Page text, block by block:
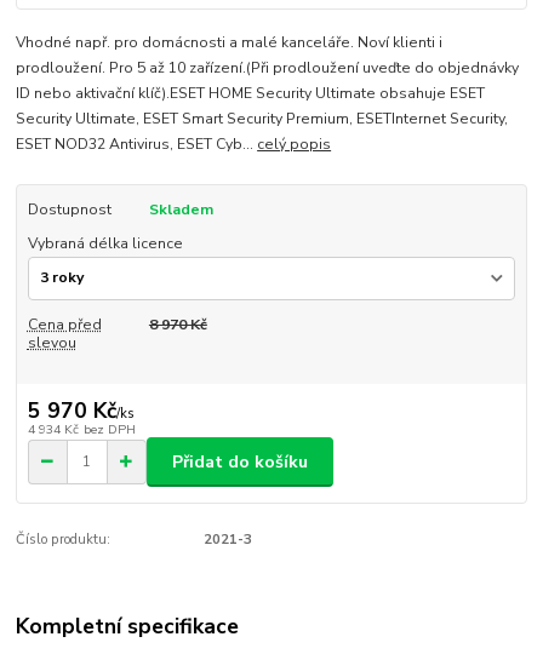
Vhodné např. pro domácnosti a malé kanceláře. Noví klienti i
prodloužení. Pro 5 až 10 zařízení.(Při prodloužení uveďte do objednávky
ID nebo aktivační klíč).ESET HOME Security Ultimate obsahuje ESET
Security Ultimate, ESET Smart Security Premium, ESETInternet Security,
ESET NOD32 Antivirus, ESET Cyb... celý popis
Dostupnost
Skladem
Vybraná délka licence
Cena před
slevou
8 970 Kč
5 970 Kč/ks
4 934 Kč bez DPH
Přidat do košíku
Číslo produktu: 2021-3
Kompletní specifikace